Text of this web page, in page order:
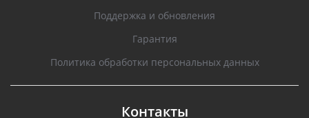
Поддержка и обновления
Гарантия
Политика обработки персональных данных
Контакты